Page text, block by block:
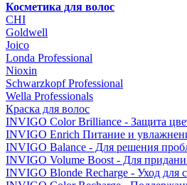
Косметика для волос
CHI
Goldwell
Joico
Londa Professional
Nioxin
Schwarzkopf Professional
Wella Professionals
Краска для волос
INVIGO Color Brilliance - Защита
INVIGO Enrich Питание и
INVIGO Balance - Для решения
INVIGO Volume Boost - Для
INVIGO Blonde Recharge - Уход для